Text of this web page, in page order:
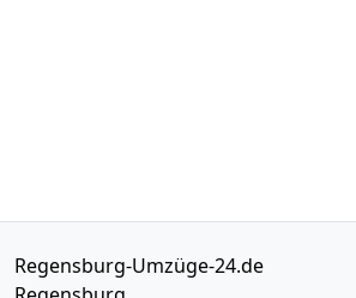
Regensburg-Umzüge-24.de